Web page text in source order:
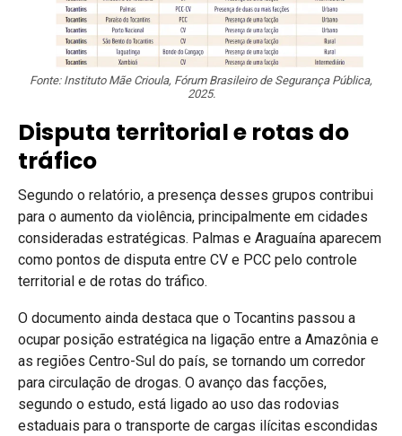
Fonte: Instituto Mãe Crioula, Fórum Brasileiro de Segurança Pública,
2025.
Disputa territorial e rotas do
tráfico
Segundo o relatório, a presença desses grupos contribui
para o aumento da violência, principalmente em cidades
consideradas estratégicas. Palmas e Araguaína aparecem
como pontos de disputa entre CV e PCC pelo controle
territorial e de rotas do tráfico.
O documento ainda destaca que o Tocantins passou a
ocupar posição estratégica na ligação entre a Amazônia e
as regiões Centro-Sul do país, se tornando um corredor
para circulação de drogas. O avanço das facções,
segundo o estudo, está ligado ao uso das rodovias
estaduais para o transporte de cargas ilícitas escondidas